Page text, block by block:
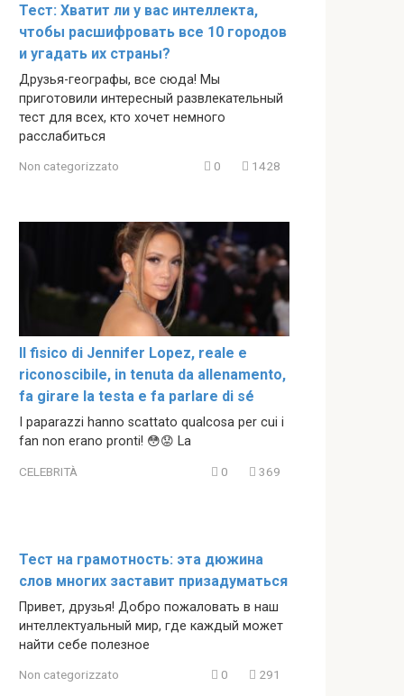
Тест: Хватит ли у вас интеллекта,
чтобы расшифровать все 10 городов
и угадать их страны?
Друзья-географы, все сюда! Мы
приготовили интересный развлекательный
тест для всех, кто хочет немного
расслабиться
Non categorizzato 0 1428
Il fisico di Jennifer Lopez, reale e
riconoscibile, in tenuta da allenamento,
fa girare la testa e fa parlare di sé
I paparazzi hanno scattato qualcosa per cui i
fan non erano pronti! 😳😟 La
CELEBRITÀ 0 369
Тест на грамотность: эта дюжина
слов многих заставит призадуматься
Привет, друзья! Добро пожаловать в наш
интеллектуальный мир, где каждый может
найти себе полезное
Non categorizzato 0 291